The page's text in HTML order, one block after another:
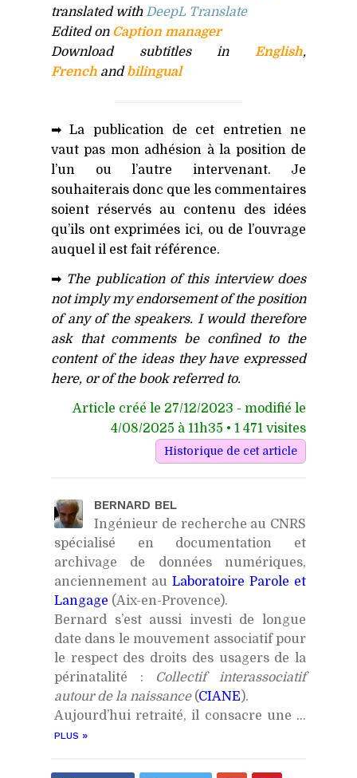
translated with DeepL Translate
Edited on Caption manager
Download subtitles in English,
French andbilingual
➡ La publication de cet entretien ne
vaut pas mon adhésion à la position de
l’un ou l’autre intervenant. Je
souhaiterais donc que les commentaires
soient réservés au contenu des idées
qu’ils ont exprimées ici, ou de l’ouvrage
auquel il est fait référence.
➡ The publication of this interview does
not imply my endorsement of the position
of any of the speakers. I would therefore
ask that comments be confined to the
content of the ideas they have expressed
here, or of the book referred to.
Article créé le 27/12/2023 - modifié le
4/08/2025 à 11h35 • 1 471 visites
BERNARD BEL
Ingénieur de recherche au CNRS
spécialisé en documentation et
archivage de données numériques,
anciennement au Laboratoire Parole et
Langage (Aix-en-Provence).
Bernard s’est aussi investi de longue
date dans le mouvement associatif pour
le respect des droits des usagers de la
périnatalité : Collectif interassociatif
autour de la naissance(CIANE).
Aujourd’hui retraité, il consacre une ...
PLUS »